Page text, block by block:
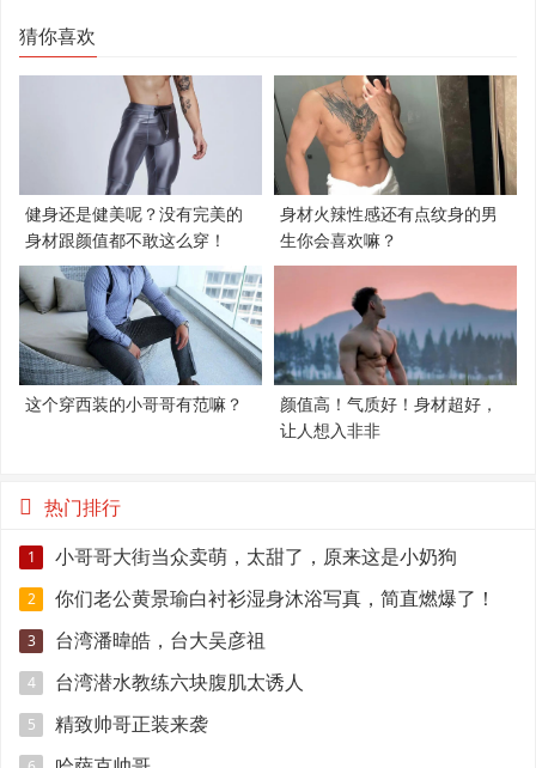
猜你喜欢
健身还是健美呢？没有完美的
身材跟颜值都不敢这么穿！
身材火辣性感还有点纹身的男
生你会喜欢嘛？
这个穿西装的小哥哥有范嘛？
颜值高！气质好！身材超好，
让人想入非非
热门排行
1 小哥哥大街当众卖萌，太甜了，原来这是小奶狗
2 你们老公黄景瑜白衬衫湿身沐浴写真，简直燃爆了！
3 台湾潘暐皓，台大吴彦祖
4 台湾潜水教练六块腹肌太诱人
5 精致帅哥正装来袭